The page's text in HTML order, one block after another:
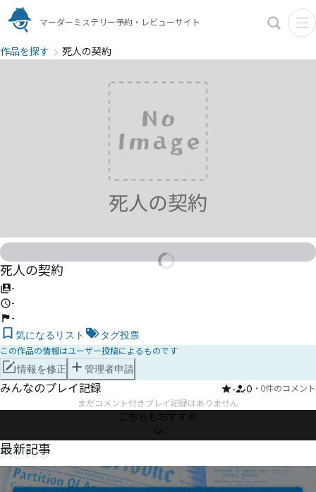
マーダーミステリー予約・レビューサイト
作品を探す 死人の契約
死人の契約
-
-
-
気になるリスト タグ投票
この作品の情報はユーザー投稿によるものです
情報を修正 管理者申請
みんなのプレイ記録 - 0 ・ 0件のコメント
まだコメント付きプレイ記録はありません
こちらもおすすめ
NEWS
最新記事